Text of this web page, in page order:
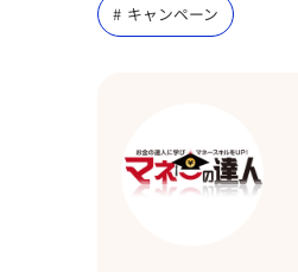
キャンペーン